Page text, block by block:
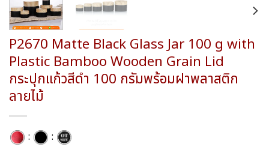
P2670 Matte Black Glass Jar 100 g with
Plastic Bamboo Wooden Grain Lid
กระปุกแก้วสีดำ 100 กรัมพร้อมฝาพลาสติก
ลายไม้
: :